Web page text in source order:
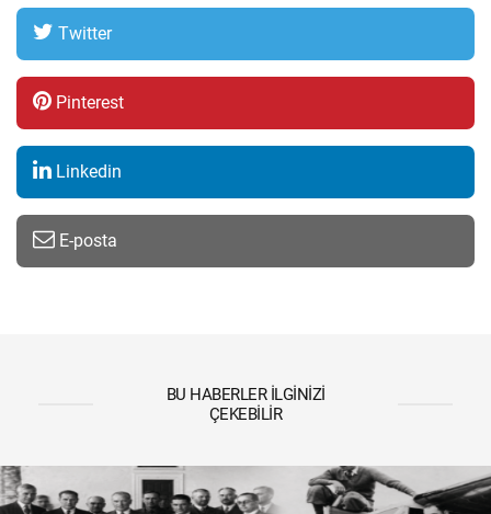
Twitter
Pinterest
Linkedin
E-posta
BU HABERLER İLGINIZI
ÇEKEBILIR